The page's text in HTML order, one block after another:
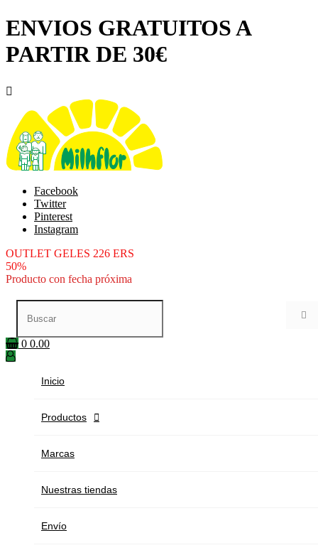
ENVIOS GRATUITOS A
PARTIR DE 30€

Facebook
Twitter
Pinterest
Instagram
OUTLET GELES 226 ERS
50%
Producto con fecha próxima

0 0.00
Inicio
Productos 
Marcas
Nuestras tiendas
Envío